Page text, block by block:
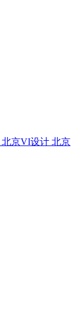
北京VI设计 北京